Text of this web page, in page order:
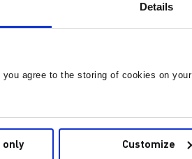
Details
agree to the storing of cookies on
only Customize